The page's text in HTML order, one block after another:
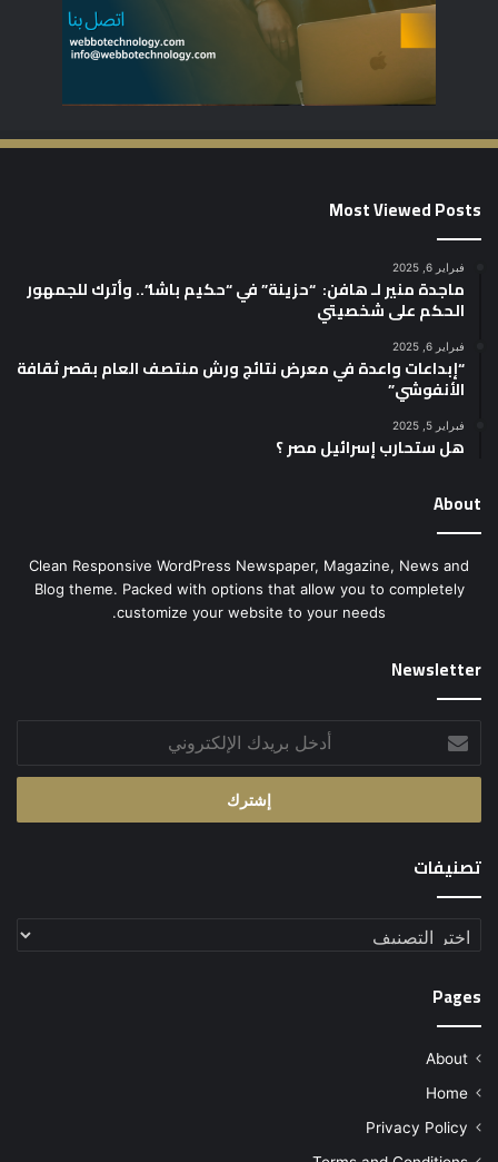
Most Viewed Posts
فبراير 6, 2025
ماجدة منير لـ هافن: “حزينة” في “حكيم باشا”.. وأترك للجمهور
الحكم على شخصيتي
فبراير 6, 2025
“إبداعات واعدة في معرض نتائج ورش منتصف العام بقصر ثقافة
الأنفوشي”
فبراير 5, 2025
هل ستحارب إسرائيل مصر ؟
About
Clean Responsive WordPress Newspaper, Magazine, News and
Blog theme. Packed with options that allow you to completely
customize your website to your needs.
Newsletter
بريدك
الإلكتروني
تصنيفات
تصنيفات
Pages
About
Home
Privacy Policy